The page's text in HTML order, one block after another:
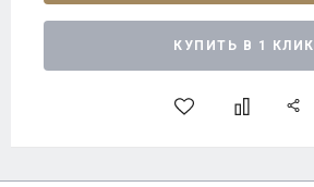
КУПИТЬ В 1 КЛИК